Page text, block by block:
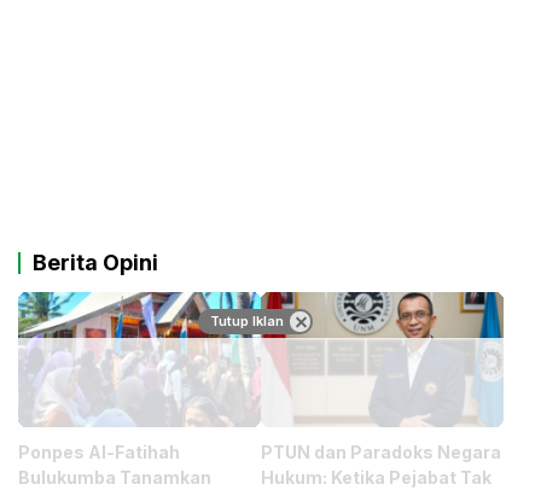
Berita Opini
Ponpes Al-Fatihah
Bulukumba Tanamkan
PTUN dan Paradoks Negara
Hukum: Ketika Pejabat Tak
Tutup Iklan